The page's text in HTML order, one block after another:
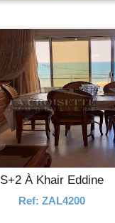
S+2 À Khair Eddine
Ref: ZAL4200